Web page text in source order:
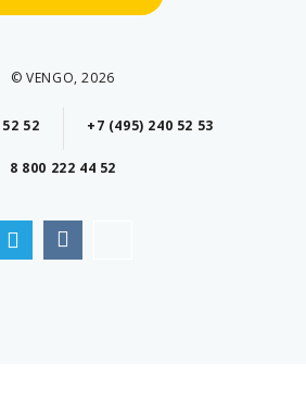
© VENGO, 2026
52 +7 (495) 240 52 53
8 800 222 44 52